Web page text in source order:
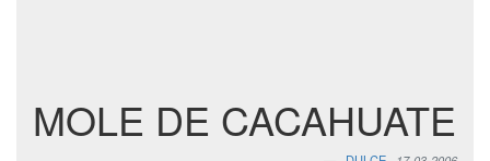
MOLE DE CACAHUATE